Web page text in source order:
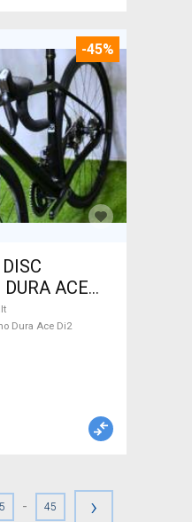
-45%
ACE
Di2
ELADÓ
Dura Ace Di2
5 - 45 ›